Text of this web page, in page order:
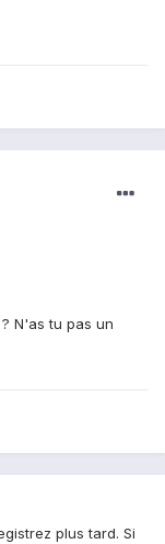
N'as tu pas un
plus tard. Si